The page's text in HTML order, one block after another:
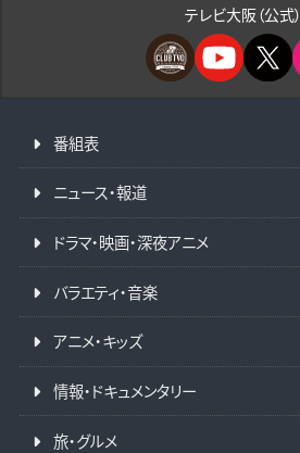
テレビ大阪（公式）
番組表
ニュース・報道
ドラマ・映画・深夜アニメ
バラエティ・音楽
アニメ・キッズ
情報・ドキュメンタリー
旅・グルメ